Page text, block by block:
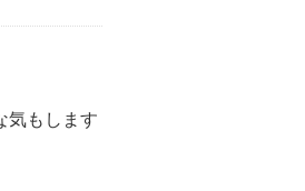
気もします